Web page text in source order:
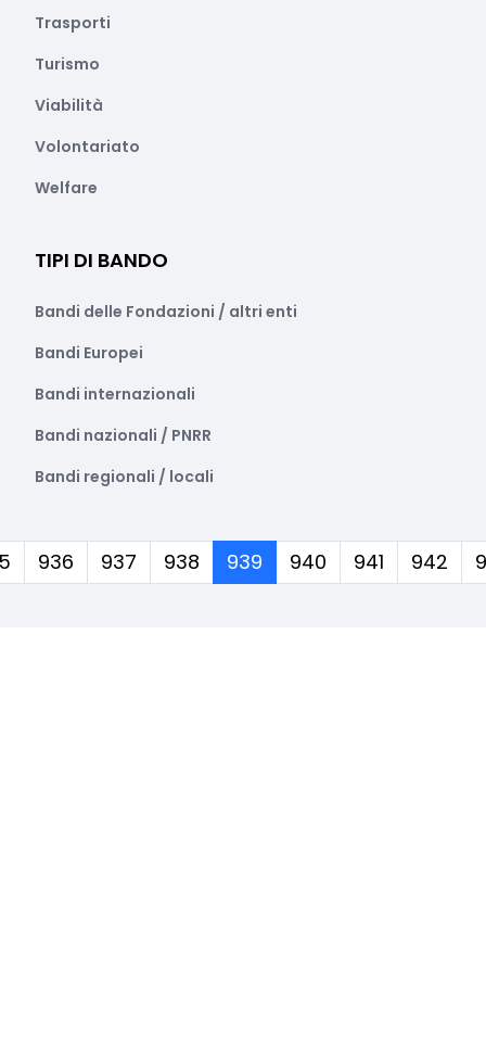
Trasporti
Turismo
Viabilità
Volontariato
Welfare
TIPI DI BANDO
Bandi delle Fondazioni / altri enti
Bandi Europei
Bandi internazionali
Bandi nazionali / PNRR
Bandi regionali / locali
936 937 938 939(corrente)
940 941 942